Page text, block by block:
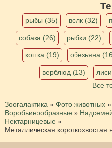
рыбы (35) волк (32)
собака (26) рыбки (22)
кошка (19) обезьяна
верблюд (13)
Все
Зоогалактика » Фото животных »
Воробьинообразные »
Нектарницевые »
Металлическая короткохвостая